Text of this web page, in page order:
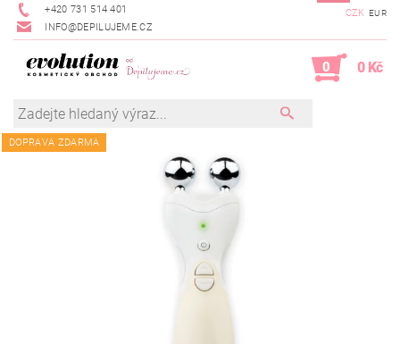
+420 731 514 401
INFO@DEPILUJEME.CZ
CZK EUR
0 0 Kč
DOPRAVA ZDARMA